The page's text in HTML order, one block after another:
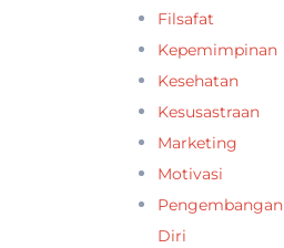
Filsafat
Kepemimpinan
Kesehatan
Kesusastraan
Marketing
Motivasi
Pengembangan
Diri